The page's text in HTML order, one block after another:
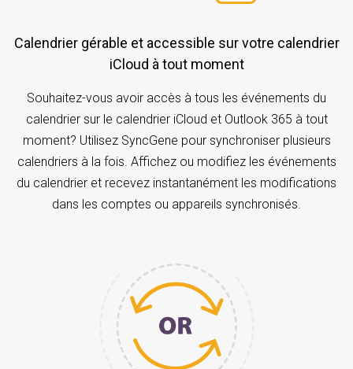
Calendrier gérable et accessible sur votre calendrier
iCloud à tout moment
Souhaitez-vous avoir accès à tous les événements du
calendrier sur le calendrier iCloud et Outlook 365 à tout
moment? Utilisez SyncGene pour synchroniser plusieurs
calendriers à la fois. Affichez ou modifiez les événements
du calendrier et recevez instantanément les modifications
dans les comptes ou appareils synchronisés.